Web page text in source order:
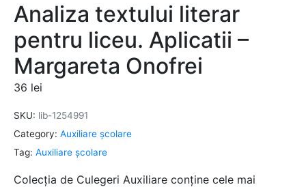
Analiza textului literar
pentru liceu. Aplicatii –
Margareta Onofrei
36 lei
SKU: lib-1254991
Category: Auxiliare şcolare
Tag: Auxiliare şcolare
Colecția de Culegeri Auxiliare conține cele mai